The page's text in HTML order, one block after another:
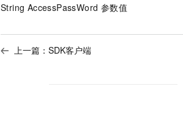
String AccessPassWord 参数值
上一篇： SDK客户端